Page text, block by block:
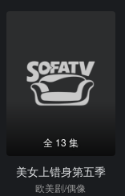
全 13 集
美女上错身第五季
欧美剧/偶像